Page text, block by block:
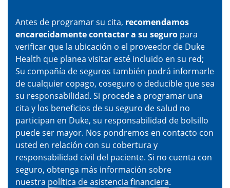
Antes de programar su cita, recomendamos
encarecidamente contactar a su seguro para
verificar que la ubicación o el proveedor de Duke
Health que planea visitar esté incluido en su red;
Su compañía de seguros también podrá informarle
de cualquier copago, coseguro o deducible que sea
su responsabilidad. Si procede a programar una
cita y los beneficios de su seguro de salud no
participan en Duke, su responsabilidad de bolsillo
puede ser mayor. Nos pondremos en contacto con
usted en relación con su cobertura y
responsabilidad civil del paciente. Si no cuenta con
seguro, obtenga más información sobre
nuestra política de asistencia financiera.